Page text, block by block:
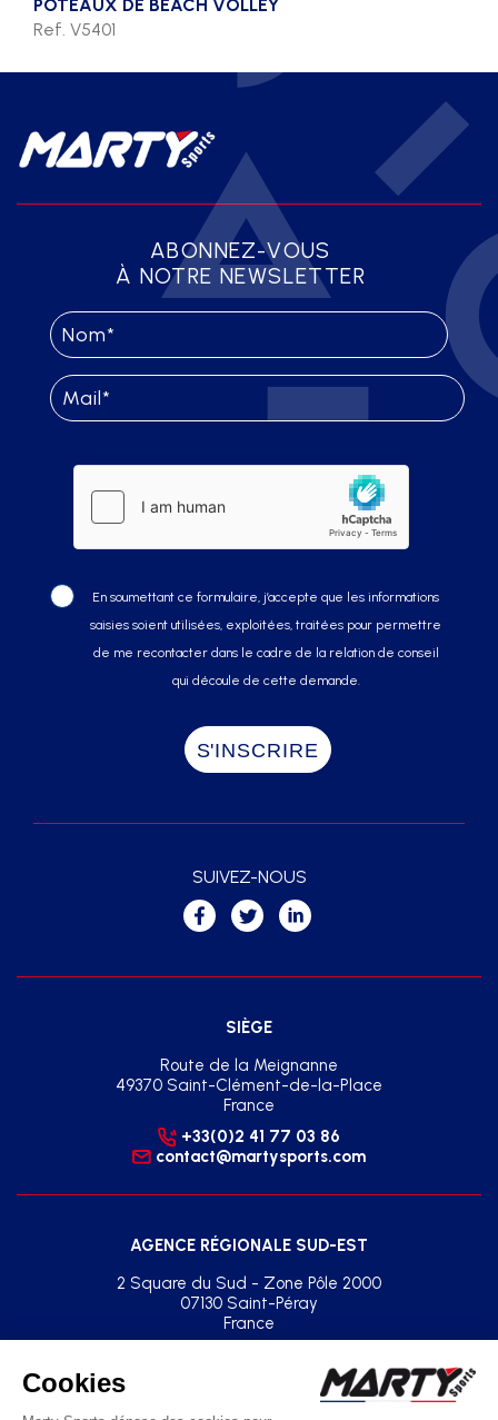
POTEAUX DE BEACH VOLLEY
Ref. V5401
ABONNEZ-VOUS
À NOTRE NEWSLETTER
En soumettant ce formulaire, j’accepte que les informations
saisies soient utilisées, exploitées, traitées pour permettre
de me recontacter dans le cadre de la relation de conseil
qui découle de cette demande.
SIÈGE
Route de la Meignanne
49370 Saint-Clément-de-la-Place
France
+33(0)2 41 77 03 86
contact@martysports.com
AGENCE RÉGIONALE SUD-EST
2 Square du Sud - Zone Pôle 2000
07130 Saint-Péray
France
agence.sud.est@martysports.com
SUIVEZ-NOUS